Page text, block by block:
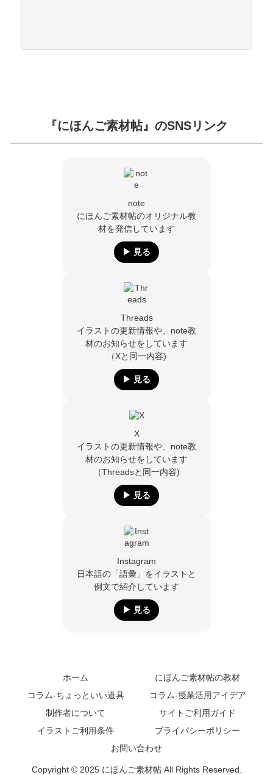
『にほんご素材帖』のSNSリンク
note
にほんご素材帖のオリジナル教
材を発信しています
▶︎ 見る
Threads
イラストの更新情報や、note教
材のお知らせをしています
（Xと同一内容)
▶︎ 見る
X
イラストの更新情報や、note教
材のお知らせをしています
（Threadsと同一内容)
▶︎ 見る
Instagram
日本語の「語彙」をイラストと
例文で紹介しています
▶︎ 見る
ホーム
にほんご素材帖の教材
コラム-ちょっといい道具
コラム-授業活用アイデア
制作者について
サイトご利用ガイド
イラストご利用条件
プライバシーポリシー
お問い合わせ
Copyright © 2025 にほんご素材帖 All Rights Reserved.